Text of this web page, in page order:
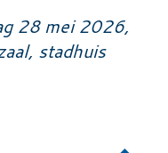
28 mei 2026,
stadhuis